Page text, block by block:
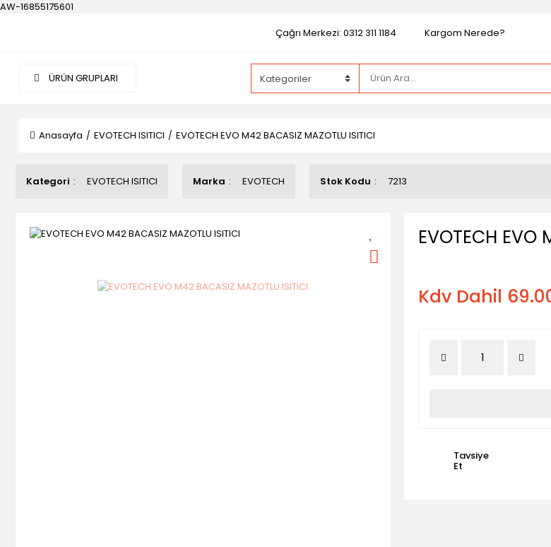
AW-16855175601
Çağrı Merkezi: 0312 311 1184
Kargom Nerede?
ÜRÜN GRUPLARI
Anasayfa EVOTECH ISITICI EVOTECH EVO M42 BACASIZ MAZOTLU ISITICI
Kategori EVOTECH ISITICI Marka EVOTECH Stok Kodu 7213
EVOTECH EVO
Kdv Dahil
Tavsiye
Et